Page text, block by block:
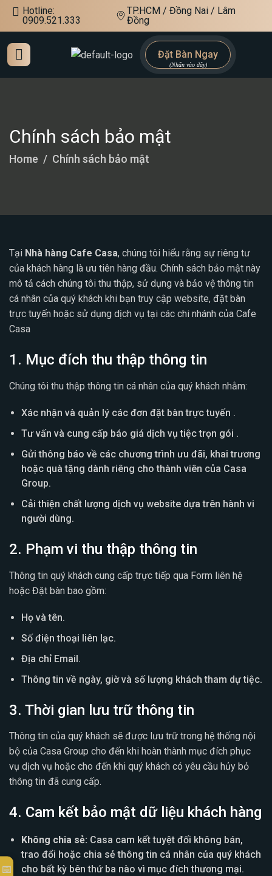
📅
Hotline:
0909.521.333
TP.HCM / Đồng Nai / Lâm
Đồng
Đặt Bàn Ngay
Chính sách bảo mật
Home Chính sách bảo mật
Tại Nhà hàng Cafe Casa, chúng tôi hiểu rằng sự riêng tư
của khách hàng là ưu tiên hàng đầu. Chính sách bảo mật này
mô tả cách chúng tôi thu thập, sử dụng và bảo vệ thông tin
cá nhân của quý khách khi bạn truy cập website, đặt bàn
trực tuyến hoặc sử dụng dịch vụ tại các chi nhánh của Cafe
Casa
1. Mục đích thu thập thông tin
Chúng tôi thu thập thông tin cá nhân của quý khách nhằm:
Xác nhận và quản lý các đơn đặt bàn trực tuyến .
Tư vấn và cung cấp báo giá dịch vụ tiệc trọn gói .
Gửi thông báo về các chương trình ưu đãi, khai trương
hoặc quà tặng dành riêng cho thành viên của Casa
Group.
Cải thiện chất lượng dịch vụ website dựa trên hành vi
người dùng.
2. Phạm vi thu thập thông tin
Thông tin quý khách cung cấp trực tiếp qua Form liên hệ
hoặc Đặt bàn bao gồm:
Họ và tên.
Số điện thoại liên lạc.
Địa chỉ Email.
Thông tin về ngày, giờ và số lượng khách tham dự tiệc.
3. Thời gian lưu trữ thông tin
Thông tin của quý khách sẽ được lưu trữ trong hệ thống nội
bộ của Casa Group cho đến khi hoàn thành mục đích phục
vụ dịch vụ hoặc cho đến khi quý khách có yêu cầu hủy bỏ
thông tin đã cung cấp.
4. Cam kết bảo mật dữ liệu khách hàng
Không chia sẻ: Casa cam kết tuyệt đối không bán,
trao đổi hoặc chia sẻ thông tin cá nhân của quý khách
cho bất kỳ bên thứ ba nào vì mục đích thương mại.